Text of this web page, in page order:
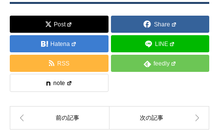
Post Share
Hatena LINE
RSS feedly
note